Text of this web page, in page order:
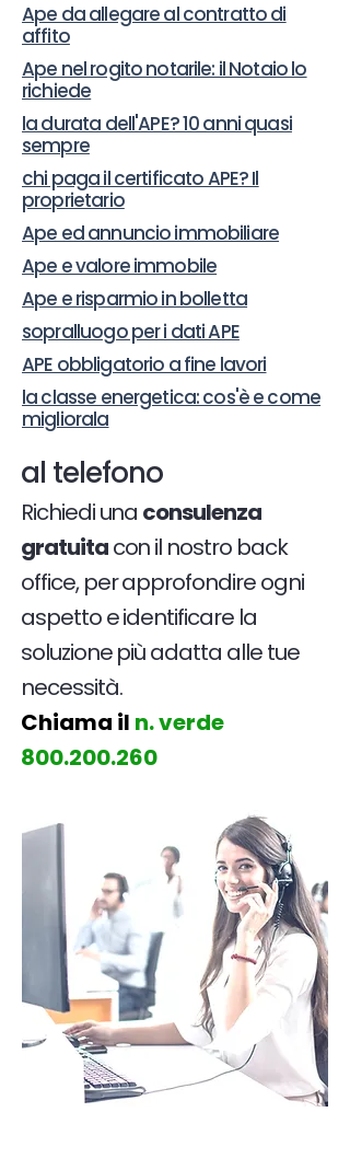
Ape da allegare al contratto di
affito
Ape nel rogito notarile: il Notaio lo
richiede
la durata dell'APE? 10 anni quasi
sempre
chi paga il certificato APE? Il
proprietario
Ape ed annuncio immobiliare
Ape e valore immobile
Ape e risparmio in bolletta
sopralluogo per i dati APE
APE obbligatorio a fine lavori
la classe energetica: cos'è e come
migliorala
al telefono
Richiedi una consulenza
gratuitacon il nostro back
office, per approfondire ogni
aspetto e identificare la
soluzione più adatta alle tue
necessità.
Chiama il n. verde
800.200.260